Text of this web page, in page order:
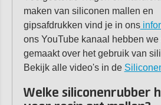
maken van siliconen mallen en
gipsafdrukken vind je in ons
ons YouTube kanaal hebben
gemaakt over het gebruik van
Bekijk alle video's in de
Welke siliconenrubber